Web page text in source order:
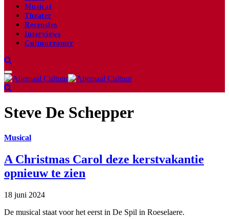
Musical
Theater
Recensies
Interviews
Cultuurzomer
Steve De Schepper
Musical
A Christmas Carol deze kerstvakantie
opnieuw te zien
18 juni 2024
De musical staat voor het eerst in De Spil in Roeselaere.